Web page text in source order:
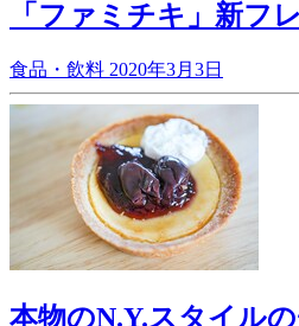
「ファミチキ」新フ
食品・飲料 2020年3月3日
本物のN.Y.スタイル